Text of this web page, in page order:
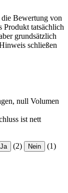
Bewertung von
Produkt tatsächlich
grundsätzlich
schließen
null Volumen
ist nett
Ja (2) Nein (1)